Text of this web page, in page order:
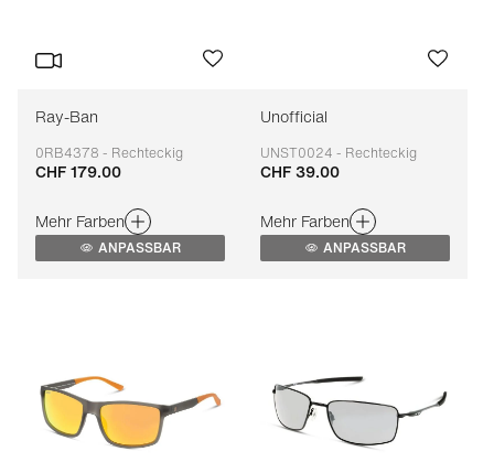
Ray-Ban
0RB4378 - Rechteckig
Anpassbar
CHF 179.00
Mehr Farben
ANPASSBAR
Unofficial
UNST0024 - Rechteckig
Anpassbar
CHF 39.00
Mehr Farben
ANPASSBAR